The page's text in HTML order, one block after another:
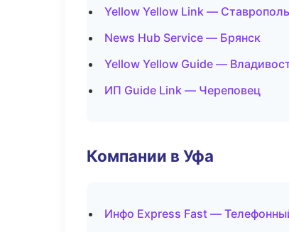
Yellow Yellow Link — Ставрополь
News Hub Service — Брянск
Yellow Yellow Guide —
ИП Guide Link — Череповец
Компании в Уфа
Инфо Express Fast —